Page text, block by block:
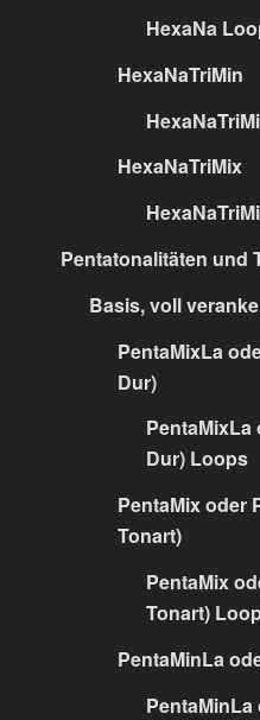
HexaNa
HexaNaTriMin
HexaNaTriMix
Pentatonalitäten und
Basis, voll
PentaMixLa
Dur)
Dur) Loops
PentaMix oder
Tonart)
PentaMix
Tonart)
PentaMinLa